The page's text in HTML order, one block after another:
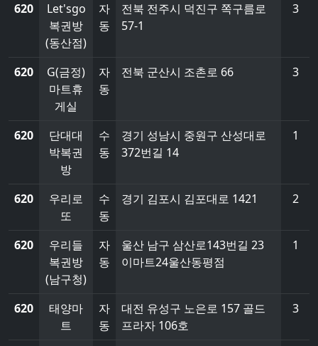
620
Let'sgo
복권방
(동산점)
자
동
전북 전주시 덕진구 쪽구름로
57-1
3
620
G(금정)
마트휴
게실
자
동
전북 군산시 조촌로 66 3
620
단대대
박복권
방
수
동
경기 성남시 중원구 산성대로
372번길 14
1
620
우리로
또
수
동
경기 김포시 김포대로 1421 2
620
우리들
복권방
(남구청)
자
동
울산 남구 삼산로143번길 23
이마트24울산동평점
1
620
태양마
트
자
동
대전 유성구 노은로 157 골드
프라자 106호
3